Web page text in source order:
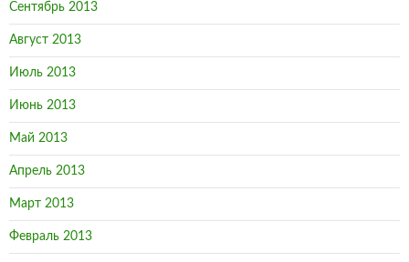
Сентябрь 2013
Август 2013
Июль 2013
Июнь 2013
Май 2013
Апрель 2013
Март 2013
Февраль 2013